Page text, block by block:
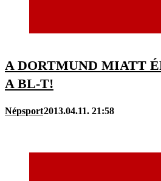
A DORTMUND MIATT
A BL-T!
Népsport2013.04.11. 21:58